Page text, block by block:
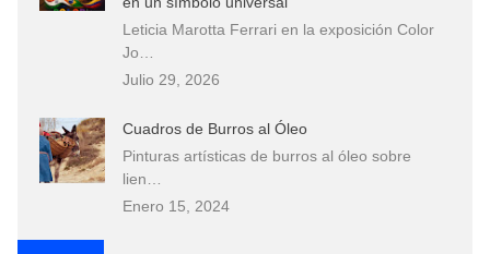
Leticia Marotta Ferrari en la exposición Color
Jo…
Julio 29, 2026
Cuadros de Burros al Óleo
Pinturas artísticas de burros al óleo sobre
lien…
Enero 15, 2024